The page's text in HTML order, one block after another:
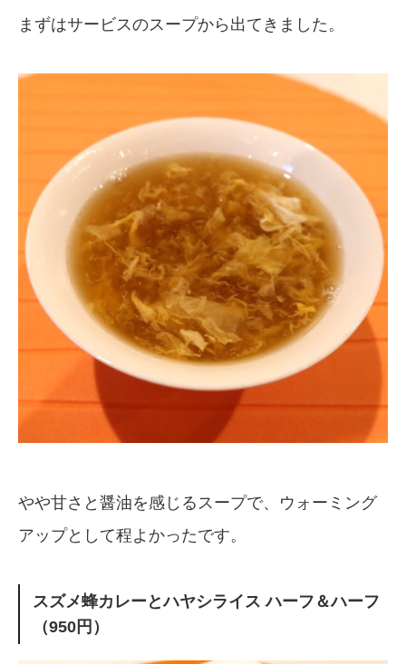
まずはサービスのスープから出てきました。
やや甘さと醤油を感じるスープで、ウォーミング
アップとして程よかったです。
スズメ蜂カレーとハヤシライス ハーフ＆ハーフ
（950円）